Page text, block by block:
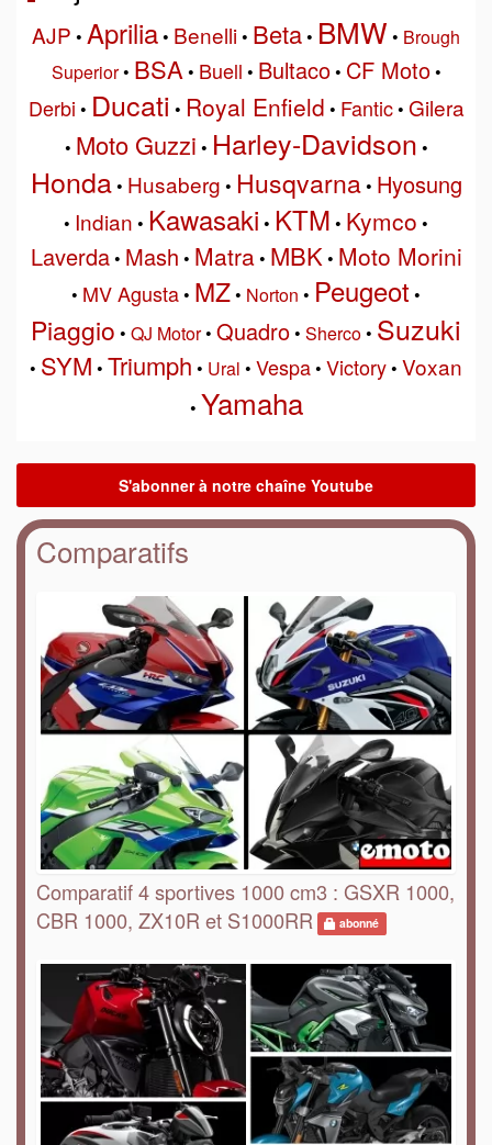
AJP • Aprilia• Benelli• Beta• BMW • Brough
Superior• BSA• Buell • Bultaco• CF Moto•
Derbi • Ducati • Royal Enfield • Fantic• Gilera
• Moto Guzzi • Harley-Davidson •
Honda• Husaberg • Husqvarna• Hyosung
• Indian • Kawasaki • KTM • Kymco •
Laverda• Mash • Matra• MBK• Moto Morini
• MV Agusta• MZ• Norton • Peugeot •
Piaggio • QJ Motor• Quadro• Sherco• Suzuki
• SYM • Triumph • Ural • Vespa• Victory• Voxan
• Yamaha
Comparatifs
Comparatif 4 sportives 1000 cm3 : GSXR 1000,
CBR 1000, ZX10R et S1000RR
abonné